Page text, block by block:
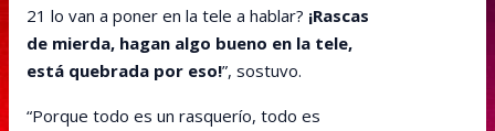
21 lo van a poner en la tele a hablar? ¡Rascas
de mierda, hagan algo bueno en la tele,
está quebrada por eso!”, sostuvo.
“Porque todo es un rasquerío, todo es